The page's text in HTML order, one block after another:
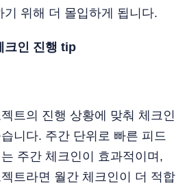
기 위해 더 몰입하게 됩니다.
크인 진행 tip
트의 진행 상황에 맞춰 체크인
니다. 주간 단위로 빠른 피드
주간 체크인이 효과적이며,
트라면 월간 체크인이 더 적합